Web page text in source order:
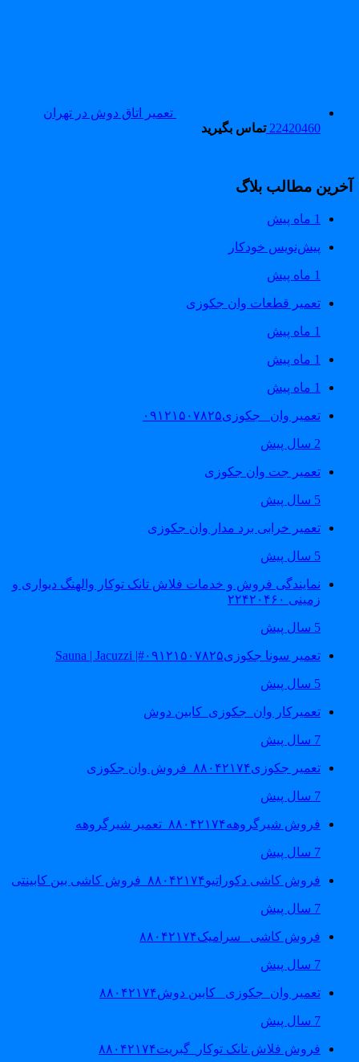
تعمیر اتاق دوش در تهران
22420460 تماس بگیرید
مطالب بلاگ
1 ماه پیش
پیش‌نویس خودکار
تعمیر قطعات وان جکوزی
1 ماه پیش
1 ماه پیش
تعمیر وان _جکوزی۰۹۱۲۱۵۰۷۸۲۵
تعمیر جت وان جکوزی
تعمیر خرابی برد مدار وان جکوزی
نمایندگی فروش و خدمات فلاش تانک توکار والهنگ دیواری و
زمینی ۲۲۴۲۰۴۶۰
تعمیر سونا جکوزی۰۹۱۲۱۵۰۷۸۲۵#| Sauna | Jacuzzi
تعمیرکار وان_جکوزی_کابین دوش
تعمیر جکوزی۸۸۰۴۲۱۷۴_فروش وان جکوزی
فروش شیرگروهه۸۸۰۴۲۱۷۴_تعمیر شیرگروهه
فروش کاشی دکوراتیو۸۸۰۴۲۱۷۴_فروش کاشی بین کابینتی
فروش کاشی _سرامیک۸۸۰۴۲۱۷۴
تعمیر وان_جکوزی_ کابین دوش۸۸۰۴۲۱۷۴
فروش فلاش تانک توکار_گبریت۸۸۰۴۲۱۷۴